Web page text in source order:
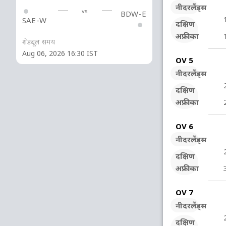
SAE-W
vs BDW-E
शेड्यूल समय
Aug 06, 2026 16:30 IST
नीदरलैंड्स
दक्षिण
अफ्रीका
OV 5
नीदरलैंड्स
दक्षिण
अफ्रीका
OV 6
नीदरलैंड्स
दक्षिण
अफ्रीका
OV 7
नीदरलैंड्स
दक्षिण